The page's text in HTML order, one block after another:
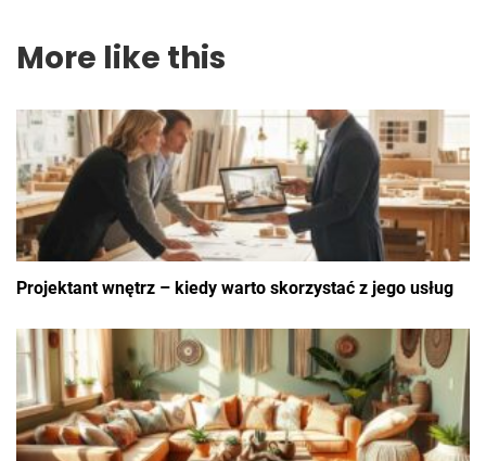
More like this
Projektant wnętrz – kiedy warto skorzystać z jego usług